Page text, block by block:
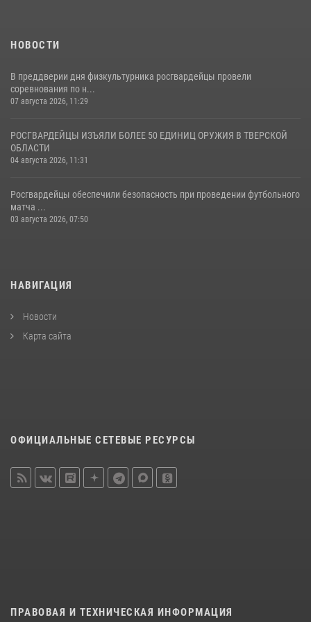
НОВОСТИ
В преддверии дня физкультурника росгвардейцы провели
соревнования по н...
07 августа 2026, 11:29
РОСГВАРДЕЙЦЫ ИЗЪЯЛИ БОЛЕЕ 50 ЕДИНИЦ ОРУЖИЯ В ТВЕРСКОЙ
ОБЛАСТИ
04 августа 2026, 11:31
Росгвардейцы обеспечили безопасность при проведении футбольного
матча ...
03 августа 2026, 07:50
НАВИГАЦИЯ
Новости
Карта сайта
ОФИЦИАЛЬНЫЕ СЕТЕВЫЕ РЕСУРСЫ
ПРАВОВАЯ И ТЕХНИЧЕСКАЯ ИНФОРМАЦИЯ